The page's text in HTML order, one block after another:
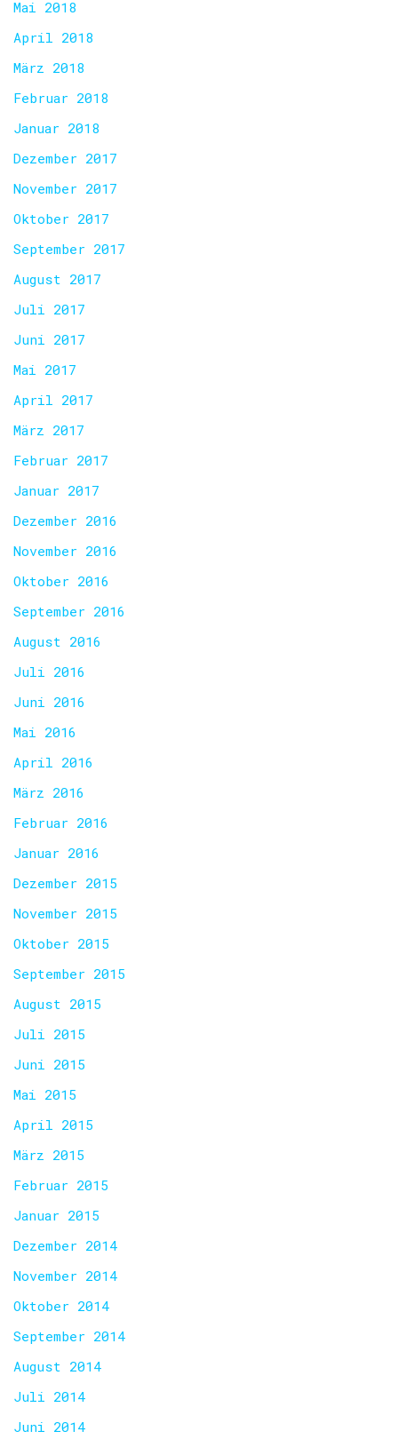
Mai 2018
April 2018
März 2018
Februar 2018
Januar 2018
Dezember 2017
November 2017
Oktober 2017
September 2017
August 2017
Juli 2017
Juni 2017
Mai 2017
April 2017
März 2017
Februar 2017
Januar 2017
Dezember 2016
November 2016
Oktober 2016
September 2016
August 2016
Juli 2016
Juni 2016
Mai 2016
April 2016
März 2016
Februar 2016
Januar 2016
Dezember 2015
November 2015
Oktober 2015
September 2015
August 2015
Juli 2015
Juni 2015
Mai 2015
April 2015
März 2015
Februar 2015
Januar 2015
Dezember 2014
November 2014
Oktober 2014
September 2014
August 2014
Juli 2014
Juni 2014